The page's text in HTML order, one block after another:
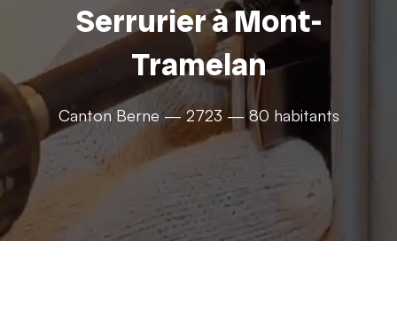
Serrurier à Mont-
Tramelan
Canton Berne — 2723 — 80 habitants